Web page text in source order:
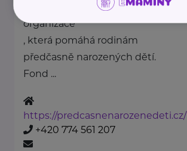
narozené děti je nezisková
organizace
, která pomáhá rodinám
předčasně narozených dětí.
Fond ...
https://predcasnenarozenedeti.cz/
+420 774 561 207